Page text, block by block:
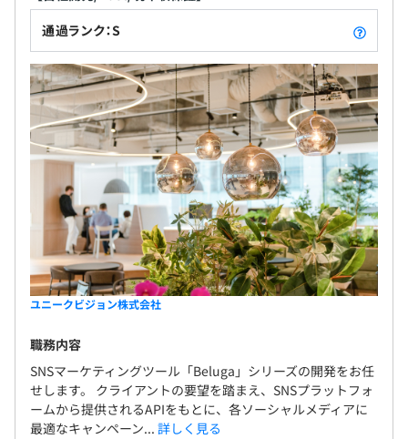
通過ランク：S
ユニークビジョン株式会社
職務内容
SNSマーケティングツール「Beluga」シリーズの開発をお任
せします。 クライアントの要望を踏まえ、SNSプラットフォ
ームから提供されるAPIをもとに、各ソーシャルメディアに
最適なキャンペーン... 詳しく見る